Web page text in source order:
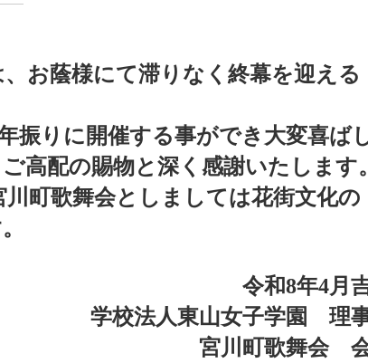
お蔭様にて滞りなく終幕を迎える
振りに開催する事ができ大変喜ば
高配の賜物と深く感謝いたします。
町歌舞会としましては花街文化の
令和8年4月
学校法人東山女子学園 理
宮川町歌舞会